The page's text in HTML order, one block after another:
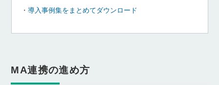
・ 導入事例集をまとめてダウンロード
MA連携の進め方